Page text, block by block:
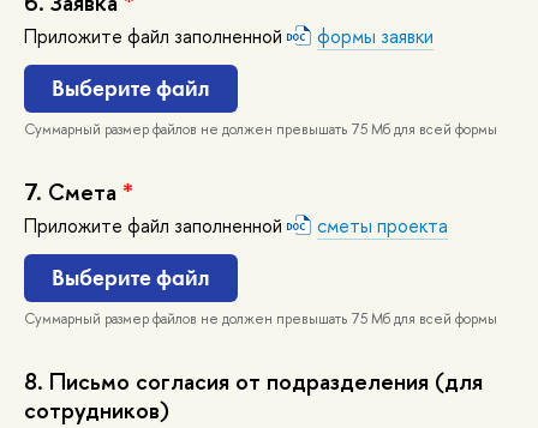
Приложите файл заполненной формы заявки
ыберите файл
Суммарный размер файлов не должен превышать 75 Мб для всей формы
7. Смета *
Приложите файл заполненной сметы проекта
ыберите файл
Суммарный размер файлов не должен превышать 75 Мб для всей формы
8. Письмо согласия от подразделения (для
сотрудников)